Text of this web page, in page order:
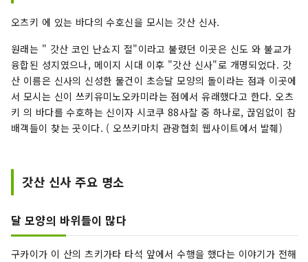
오츠키 에 있는 바다의 수호신을 모시는 갓산 신사.
원래는 " 갓산 코인 난쇼지 절"이라고 불렸던 이곳은 신도 와 불교가
융합된 성지였으나, 메이지 시대 이후 "갓산 신사"로 개명되었다. 갓
산 이름은 신사의 신성한 물건이 초승달 모양의 돌이라는 점과 이곳에
서 모시는 신이 쓰키유미노오카미라는 점에서 유래했다고 한다. 오츠
키 의 바다를 수호하는 신이자 시코쿠 88사찰 중 하나로, 끊임없이 참
배객들이 찾는 곳이다. ( 오쓰키마치 관광협회 웹사이트에서 발췌)
갓산 신사 주요 명소
달 모양의 바위들이 많다
구카이가 이 산의 츠키가타 타석 앞에서 수행을 했다는 이야기가 전해